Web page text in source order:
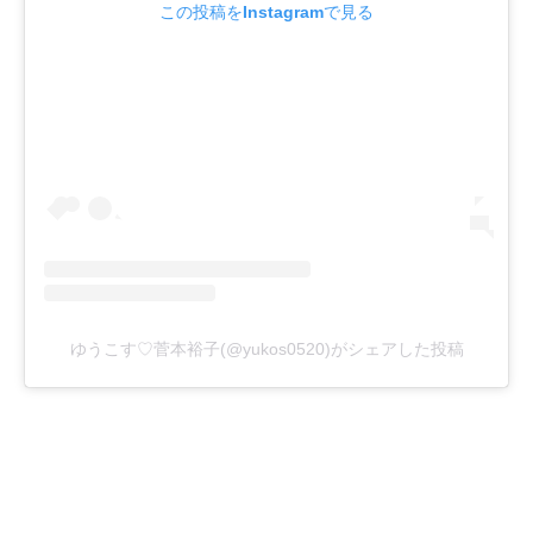
この投稿をInstagramで見る
ゆうこす♡菅本裕子(@yukos0520)がシェアした投稿